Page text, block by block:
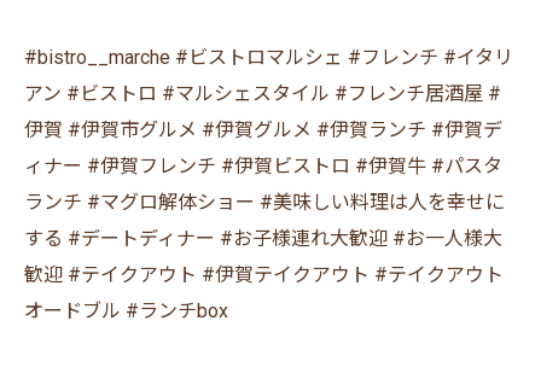
#bistro__marche #ビストロマルシェ #フレンチ #イタリ
アン #ビストロ #マルシェスタイル #フレンチ居酒屋 #
伊賀 #伊賀市グルメ #伊賀グルメ #伊賀ランチ #伊賀デ
ィナー #伊賀フレンチ #伊賀ビストロ #伊賀牛 #パスタ
ランチ #マグロ解体ショー #美味しい料理は人を幸せに
する #デートディナー #お子様連れ大歓迎 #お一人様大
歓迎 #テイクアウト #伊賀テイクアウト #テイクアウト
オードブル #ランチbox